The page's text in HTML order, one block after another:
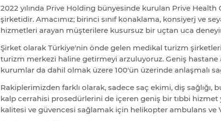
2022 yılında Prive Holding bünyesinde kurulan Prive
şirketidir. Amacımız; birinci sınıf konaklama, konsiyerj ve
hizmetleri arayan müşterilere kusursuz bir uçtan uca
Şirket olarak Türkiye'nin önde gelen medikal turizm
turizm merkezi haline getirmeyi arzuluyoruz. Geniş hastane
kurumlar da dahil olmak üzere 100'ün üzerinde anlaşmalı
Rakiplerimizden farklı olarak, sadece saç ekimi, diş
kalp cerrahisi prosedürlerini de içeren geniş bir tıbbi
kalitesi ve güvencesi sağlamak için helikopter ambulans ve